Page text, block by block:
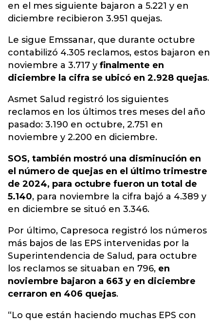
en el mes siguiente bajaron a 5.221 y en
diciembre recibieron 3.951 quejas.
Le sigue Emssanar, que durante octubre
contabilizó 4.305 reclamos, estos bajaron en
noviembre a 3.717 y finalmente en
diciembre la cifra se ubicó en 2.928 quejas.
Asmet Salud registró los siguientes
reclamos en los últimos tres meses del año
pasado: 3.190 en octubre, 2.751 en
noviembre y 2.200 en diciembre.
SOS, también mostró una disminución en
el número de quejas en el último trimestre
de 2024, para octubre fueron un total de
5.140, para noviembre la cifra bajó a 4.389 y
en diciembre se situó en 3.346.
Por último, Capresoca registró los números
más bajos de las EPS intervenidas por la
Superintendencia de Salud, para octubre
los reclamos se situaban en 796, en
noviembre bajaron a 663 y en diciembre
cerraron en 406 quejas.
“Lo que están haciendo muchas EPS con